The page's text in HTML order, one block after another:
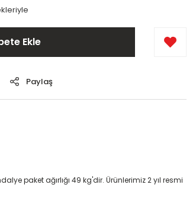
Ekle
Paylaş
paket ağırlığı 49 kg'dir. Ürünlerimiz 2 yıl resmi